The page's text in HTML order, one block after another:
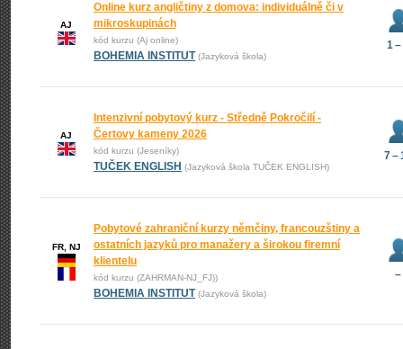
AJ
Online kurz angličtiny z domova: individuálně či v
mikroskupinách
kód kurzu (Aj online)
BOHEMIA INSTITUT (Jazyková škola)
1
AJ
Intenzivní pobytový kurz - Středně Pokročilí -
Čertovy kameny 2026
kód kurzu (Jeseníky)
TUČEK ENGLISH (Jazyková škola TUČEK ENGLISH)
7 –
FR, NJ
Pobytové zahraniční kurzy němčiny, francouzštiny a
ostatních jazyků pro manažery a širokou firemní
klientelu
kód kurzu (ZAHRMAN-NJ_FJ))
BOHEMIA INSTITUT (Jazyková škola)
–